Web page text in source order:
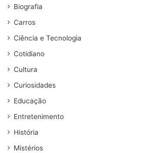
Biografia
Carros
Ciência e Tecnologia
Cotidiano
Cultura
Curiosidades
Educação
Entretenimento
História
Mistérios